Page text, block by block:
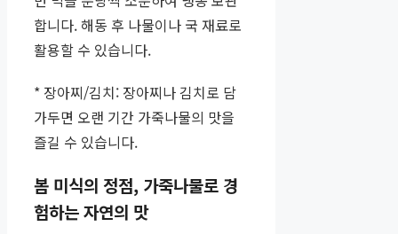
합니다. 해동 후 나물이나 국 재료로
활용할 수 있습니다.
* 장아찌/김치: 장아찌나 김치로 담
가두면 오랜 기간 가죽나물의 맛을
즐길 수 있습니다.
봄 미식의 정점, 가죽나물로 경
험하는 자연의 맛